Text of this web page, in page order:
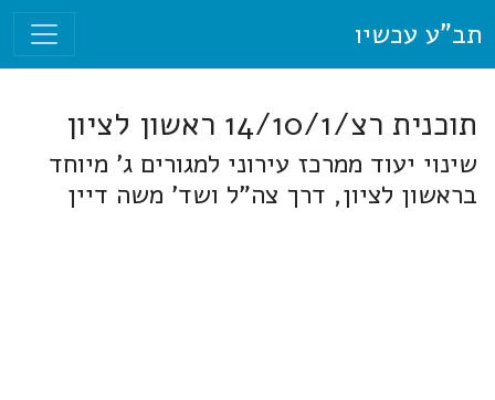
תב"ע עכשיו
תוכנית רצ/14/10/1 ראשון לציון
שינוי יעוד ממרכז עירוני למגורים ג' מיוחד
בראשון לציון, דרך צה"ל ושד' משה דיין